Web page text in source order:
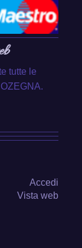
tutte le
Accedi
Vista web